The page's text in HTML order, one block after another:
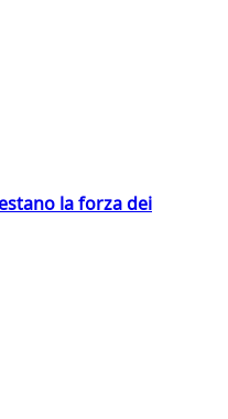
la forza dei